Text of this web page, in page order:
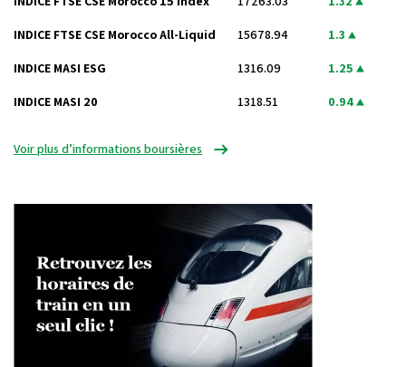
INDICE FTSE CSE Morocco All-Liquid 15678.94 1.3
INDICE MASI ESG 1316.09 1.25
INDICE MASI 20 1318.51 0.94
Voir plus d’informations boursières